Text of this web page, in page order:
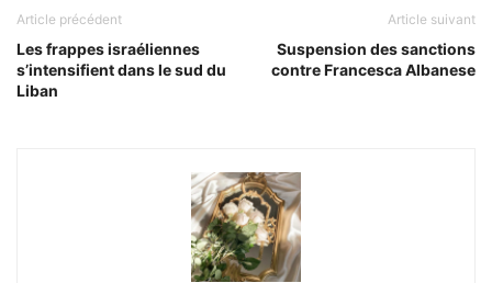
Article précédent
Les frappes israéliennes
s’intensifient dans le sud du
Liban
Article suivant
Suspension des sanctions
contre Francesca Albanese